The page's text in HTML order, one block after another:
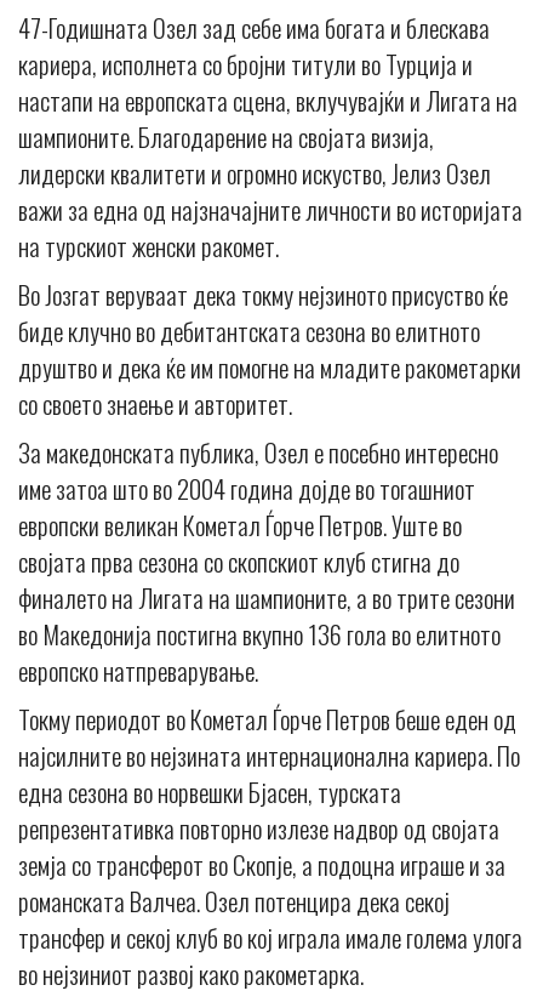
47-Годишната Озел зад себе има богата и блескава
кариера, исполнета со бројни титули во Турција и
настапи на европската сцена, вклучувајќи и Лигата на
шампионите. Благодарение на својата визија,
лидерски квалитети и огромно искуство, Јелиз Озел
важи за една од најзначајните личности во историјата
на турскиот женски ракомет.
Во Јозгат веруваат дека токму нејзиното присуство ќе
биде клучно во дебитантската сезона во елитното
друштво и дека ќе им помогне на младите ракометарки
со своето знаење и авторитет.
За македонската публика, Озел е посебно интересно
име затоа што во 2004 година дојде во тогашниот
европски великан Кометал Ѓорче Петров. Уште во
својата прва сезона со скопскиот клуб стигна до
финалето на Лигата на шампионите, а во трите сезони
во Македонија постигна вкупно 136 гола во елитното
европско натпреварување.
Токму периодот во Кометал Ѓорче Петров беше еден од
најсилните во нејзината интернационална кариера. По
една сезона во норвешки Бјасен, турската
репрезентативка повторно излезе надвор од својата
земја со трансферот во Скопје, а подоцна играше и за
романската Валчеа. Озел потенцира дека секој
трансфер и секој клуб во кој играла имале голема улога
во нејзиниот развој како ракометарка.